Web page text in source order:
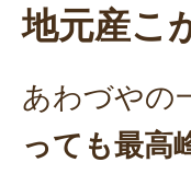
地元産こ
あわづやの
っても最高